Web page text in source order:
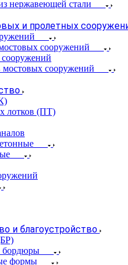
нержавеющей стали
и пролетных
сооружений
мостовых сооружений
лотков (ПТ)
и благоустройство
бордюры
формы